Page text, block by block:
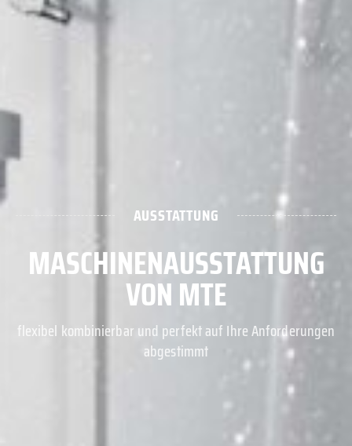
AUSSTATTUNG
MASCHINENAUSSTATTUNG
VON MTE
flexibel kombinierbar und perfekt auf Ihre Anforderungen
abgestimmt